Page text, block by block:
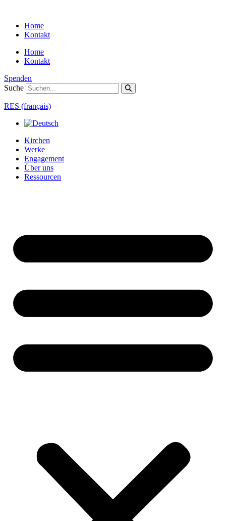
springenHome
Kontakt
Home
Kontakt
Spenden
Suche
RES (français)
Kirchen
Werke
Engagement
Über uns
Ressourcen